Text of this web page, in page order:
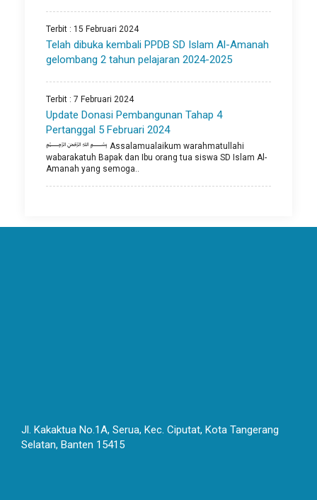
Terbit : 15 Februari 2024
Telah dibuka kembali PPDB SD Islam Al-Amanah
gelombang 2 tahun pelajaran 2024-2025
Terbit : 7 Februari 2024
Update Donasi Pembangunan Tahap 4
Pertanggal 5 Februari 2024
﷽ Assalamualaikum warahmatullahi
wabarakatuh Bapak dan Ibu orang tua siswa SD Islam Al-
Amanah yang semoga..
Jl. Kakaktua No.1A, Serua, Kec. Ciputat, Kota Tangerang
Selatan, Banten 15415